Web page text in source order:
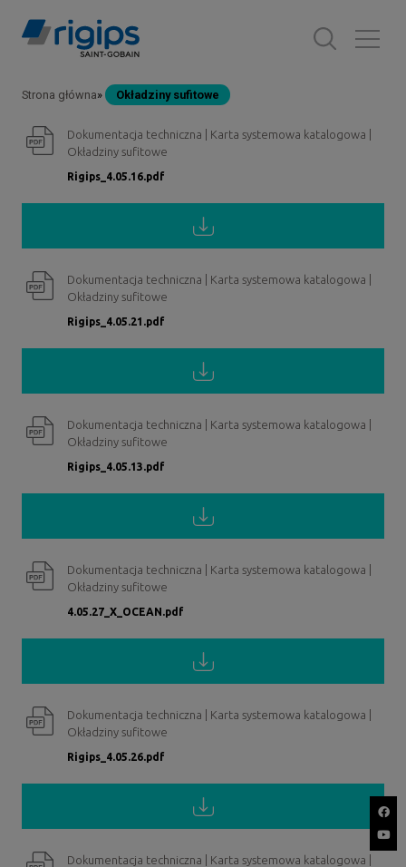
Ścieżka
nawigacyjna
Strona główna Okładziny sufitowe
Dokumentacja techniczna | Karta systemowa katalogowa |
Okładziny sufitowe
Rigips_4.05.16.pdf
Dokumentacja techniczna | Karta systemowa katalogowa |
Okładziny sufitowe
Rigips_4.05.21.pdf
Dokumentacja techniczna | Karta systemowa katalogowa |
Okładziny sufitowe
Rigips_4.05.13.pdf
Dokumentacja techniczna | Karta systemowa katalogowa |
Okładziny sufitowe
4.05.27_X_OCEAN.pdf
Dokumentacja techniczna | Karta systemowa katalogowa |
Okładziny sufitowe
Rigips_4.05.26.pdf
Dokumentacja techniczna | Karta systemowa katalogowa |